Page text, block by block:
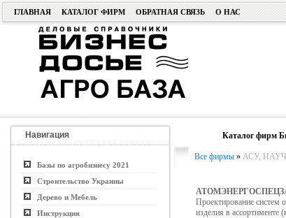
ГЛАВНАЯ КАТАЛОГ ФИРМ ОБРАТНАЯ СВЯЗЬ О НАС
Навигация
Базы по агробизнесу 2021
Строительство Украины
Дерево и Мебель
Инструкция
Каталог фирм
Все фирмы» АСУ,
Проектирование систем
изделия в ассортименте